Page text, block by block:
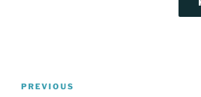
Previous
PREVIOUS